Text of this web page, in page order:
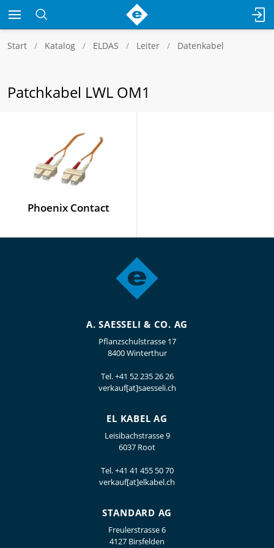
Start Katalog ELDAS Leiter Datenkabel
Patchkabel LWL OM1
Phoenix Contact
A. SAESSELI & CO. AG
Pflanzschulstrasse 17
8400 Winterthur
Tel.+41 52 235 26 26
verkauf[at]saesseli.ch
EL KABEL AG
Leisibachstrasse 9
6037 Root
Tel.+41 41 455 50 70
verkauf[at]elkabel.ch
STANDARD AG
Freulerstrasse 6
4127 Birsfelden